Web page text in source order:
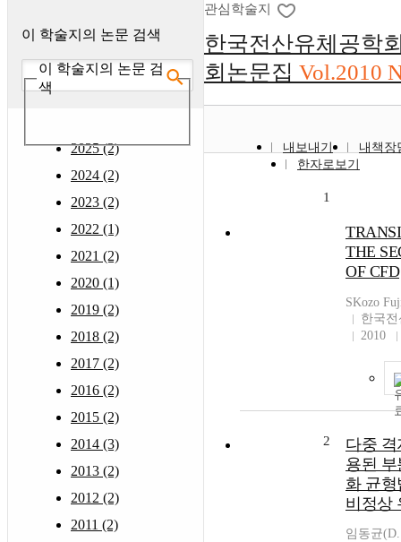
이 학술지의 논문 검색
이 학술지의 논문 검
색
2025 (2)
2024 (2)
2023 (2)
2022 (1)
2021 (2)
2020 (1)
2019 (2)
2018 (2)
2017 (2)
2016 (2)
2015 (2)
2014 (3)
2013 (2)
2012 (2)
2011 (2)
관심학술지
한국전산유체공학
회논문집 Vol.2010
내보내기
내책장
한자로보기
1
THE
OF CFD
SKozo
한국
2010
2
다중
용된
화 균
비정상
임동균